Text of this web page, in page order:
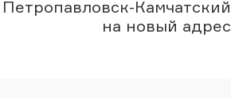
Петропавловск-Камчатский
на новый адрес